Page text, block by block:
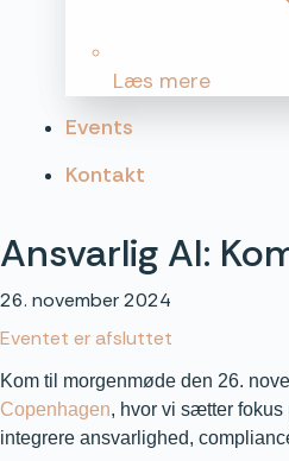
Læs mere
Events
Kontakt
Ansvarlig AI:
26. november 2024
Eventet er afsluttet
Kom til morgenmøde den 26.
Copenhagen, hvor vi sætter fokus
integrere ansvarlighed,